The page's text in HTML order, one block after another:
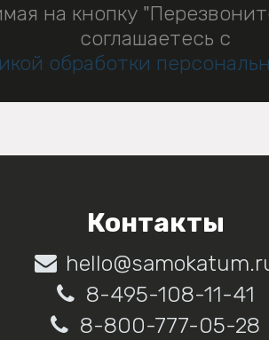
на кнопку
соглашаетесь с
обработки
Контакты
8-495-108-11-41
8-800-777-05-28